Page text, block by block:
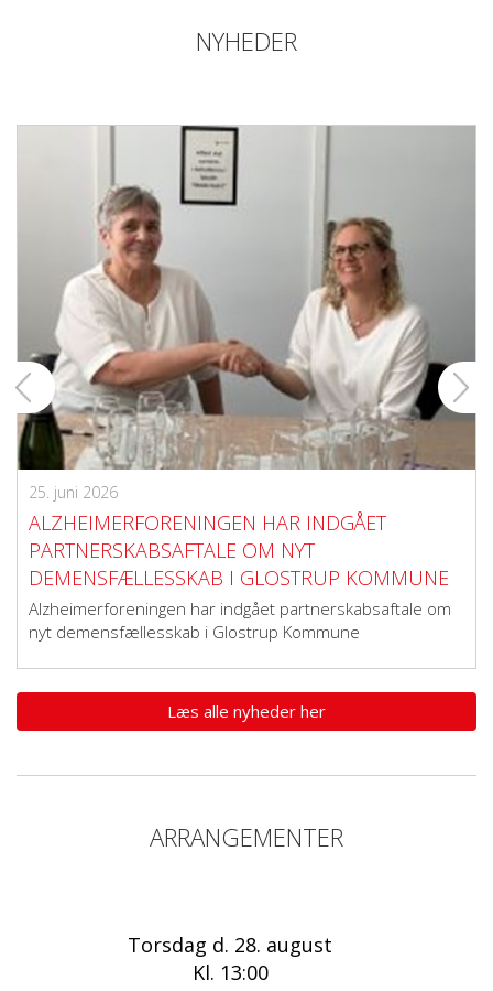
NYHEDER
25. juni 2026
ALZHEIMERFORENINGEN HAR INDGÅET
PARTNERSKABSAFTALE OM NYT
DEMENSFÆLLESSKAB I GLOSTRUP KOMMUNE
Alzheimerforeningen har indgået partnerskabsaftale om
nyt demensfællesskab i Glostrup Kommune
Læs alle nyheder her
ARRANGEMENTER
Torsdag d. 28. august
Kl. 13:00